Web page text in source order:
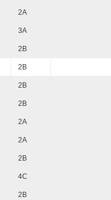
2A
3A
2B
2B
2B
2B
2A
2A
2B
4C
2B